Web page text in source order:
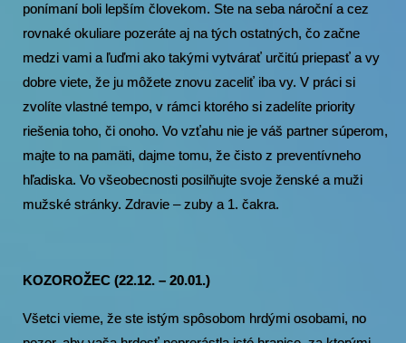
ponímaní boli lepším človekom. Ste na seba nároční a cez
rovnaké okuliare pozeráte aj na tých ostatných, čo začne
medzi vami a ľuďmi ako takými vytvárať určitú priepasť a vy
dobre viete, že ju môžete znovu zaceliť iba vy. V práci si
zvolíte vlastné tempo, v rámci ktorého si zadelíte priority
riešenia toho, či onoho. Vo vzťahu nie je váš partner súperom,
majte to na pamäti, dajme tomu, že čisto z preventívneho
hľadiska. Vo všeobecnosti posilňujte svoje ženské a muži
mužské stránky. Zdravie – zuby a 1. čakra.
KOZOROŽEC (22.12. – 20.01.)
Všetci vieme, že ste istým spôsobom hrdými osobami, no